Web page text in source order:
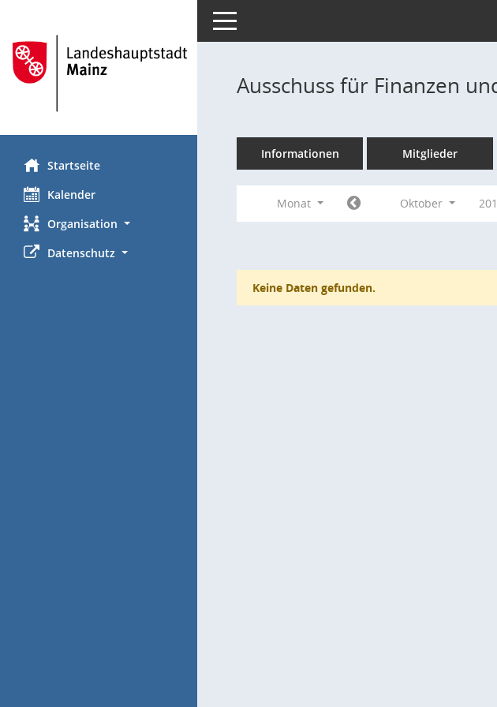
Startseite
Kalender
Organisation
Datenschutz
Toggle navigation
Ausschuss für Finanzen
Informationen Mitglieder
Monat Oktober
Keine Daten gefunden.